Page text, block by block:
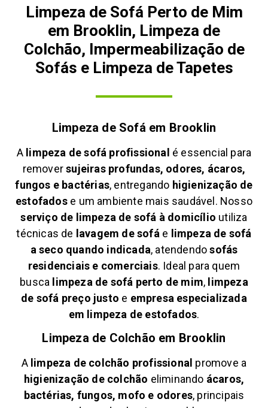
Limpeza de Sofá Perto de Mim
em Brooklin, Limpeza de
Colchão, Impermeabilização de
Sofás e Limpeza de Tapetes
Limpeza de Sofá em Brooklin
A limpeza de sofá profissional é essencial para
removersujeiras profundas, odores, ácaros,
fungos e bactérias, entregando higienização de
estofadose um ambiente mais saudável. Nosso
serviço de limpeza de sofá à domicílio utiliza
técnicas de lavagem de sofá e limpeza de sofá
a seco quando indicada, atendendosofás
residenciais e comerciais. Ideal para quem
busca limpeza de sofá perto de mim, limpeza
de sofá preço justo e empresa especializada
em limpeza de estofados.
Limpeza de Colchão em Brooklin
A limpeza de colchão profissional promove a
higienização de colchão eliminando ácaros,
bactérias, fungos, mofo e odores, principais